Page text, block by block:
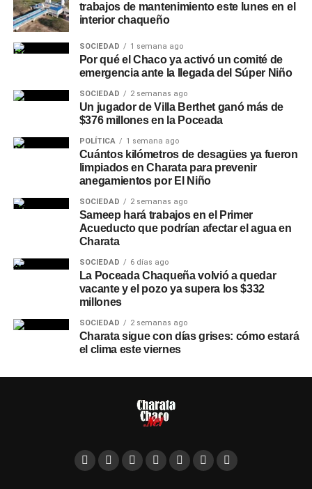
trabajos de mantenimiento este lunes en el
interior chaqueño
SOCIEDAD 1 semana ago
Por qué el Chaco ya activó un comité de
emergencia ante la llegada del Súper Niño
SOCIEDAD 2 semanas ago
Un jugador de Villa Berthet ganó más de
$376 millones en la Poceada
POLÍTICA 1 semana ago
Cuántos kilómetros de desagües ya fueron
limpiados en Charata para prevenir
anegamientos por El Niño
SOCIEDAD 2 semanas ago
Sameep hará trabajos en el Primer
Acueducto que podrían afectar el agua en
Charata
SOCIEDAD 6 días ago
La Poceada Chaqueña volvió a quedar
vacante y el pozo ya supera los $332
millones
SOCIEDAD 2 semanas ago
Charata sigue con días grises: cómo estará
el clima este viernes